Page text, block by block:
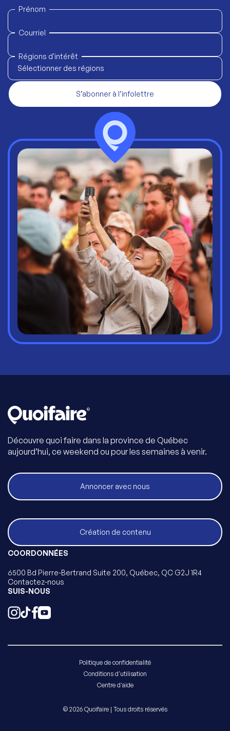
Prénom
Courriel
Régions d'intérêt
Sélectionner des régions
S’abonner à l’infolettre
Découvre quoi faire dans la province de Québec
aujourd’hui, ce weekend ou pour les semaines à venir.
Annoncer avec nous
Création de contenu
COORDONNÉES
6500 Bd Pierre-Bertrand Suite 200, Québec, QC G2J 1R4
Contactez-nous
SUIS-NOUS
Politique de confidentialité
Conditions d'utilisation
Centre d'aide
© 2026 Quoifaire | Tous droits réservés